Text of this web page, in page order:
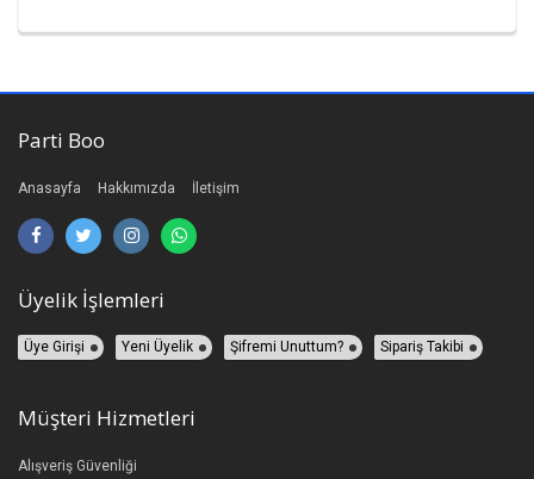
Parti Boo
Anasayfa Hakkımızda İletişim
Üyelik İşlemleri
Üye Girişi Yeni Üyelik Şifremi Unuttum? Sipariş Takibi
Müşteri Hizmetleri
Alışveriş Güvenliği